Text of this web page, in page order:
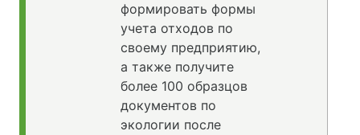
формировать формы
учета отходов по
своему предприятию,
а также получите
более 100 образцов
документов по
экологии после